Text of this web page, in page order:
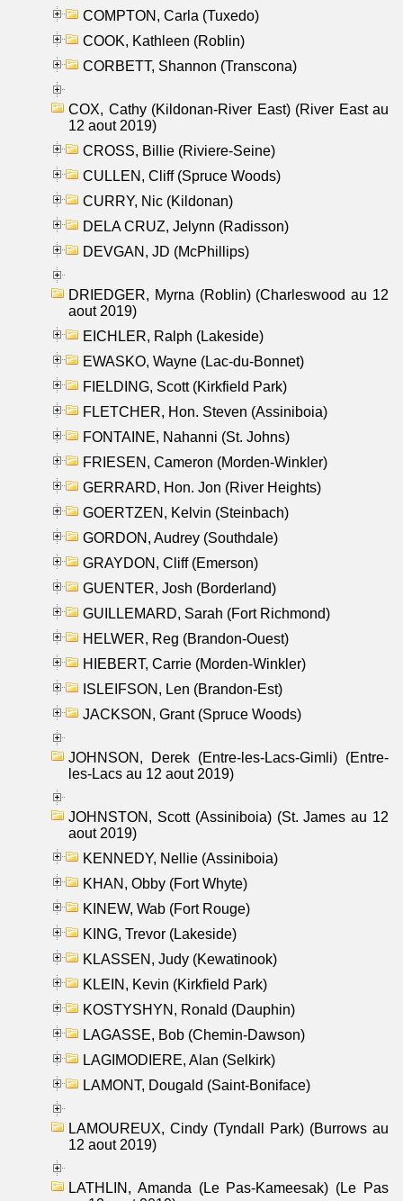
COMPTON, Carla (Tuxedo)
COOK, Kathleen (Roblin)
CORBETT, Shannon (Transcona)
COX, Cathy (Kildonan-River East) (River East au
12 aout 2019)
CROSS, Billie (Riviere-Seine)
CULLEN, Cliff (Spruce Woods)
CURRY, Nic (Kildonan)
DELA CRUZ, Jelynn (Radisson)
DEVGAN, JD (McPhillips)
DRIEDGER, Myrna (Roblin) (Charleswood au 12
aout 2019)
EICHLER, Ralph (Lakeside)
EWASKO, Wayne (Lac-du-Bonnet)
FIELDING, Scott (Kirkfield Park)
FLETCHER, Hon. Steven (Assiniboia)
FONTAINE, Nahanni (St. Johns)
FRIESEN, Cameron (Morden-Winkler)
GERRARD, Hon. Jon (River Heights)
GOERTZEN, Kelvin (Steinbach)
GORDON, Audrey (Southdale)
GRAYDON, Cliff (Emerson)
GUENTER, Josh (Borderland)
GUILLEMARD, Sarah (Fort Richmond)
HELWER, Reg (Brandon-Ouest)
HIEBERT, Carrie (Morden-Winkler)
ISLEIFSON, Len (Brandon-Est)
JACKSON, Grant (Spruce Woods)
JOHNSON, Derek (Entre-les-Lacs-Gimli) (Entre-
les-Lacs au 12 aout 2019)
JOHNSTON, Scott (Assiniboia) (St. James au 12
aout 2019)
KENNEDY, Nellie (Assiniboia)
KHAN, Obby (Fort Whyte)
KINEW, Wab (Fort Rouge)
KING, Trevor (Lakeside)
KLASSEN, Judy (Kewatinook)
KLEIN, Kevin (Kirkfield Park)
KOSTYSHYN, Ronald (Dauphin)
LAGASSE, Bob (Chemin-Dawson)
LAGIMODIERE, Alan (Selkirk)
LAMONT, Dougald (Saint-Boniface)
LAMOUREUX, Cindy (Tyndall Park) (Burrows au
12 aout 2019)
LATHLIN, Amanda (Le Pas-Kameesak) (Le Pas